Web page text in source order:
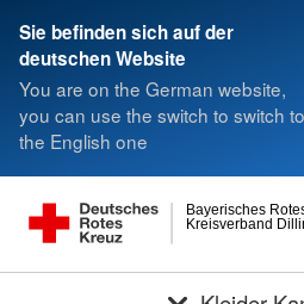
Sie befinden sich auf der
deutschen Website
You are on the German website,
you can use the switch to switch to
the English one
Kreisverband
Bayerisches